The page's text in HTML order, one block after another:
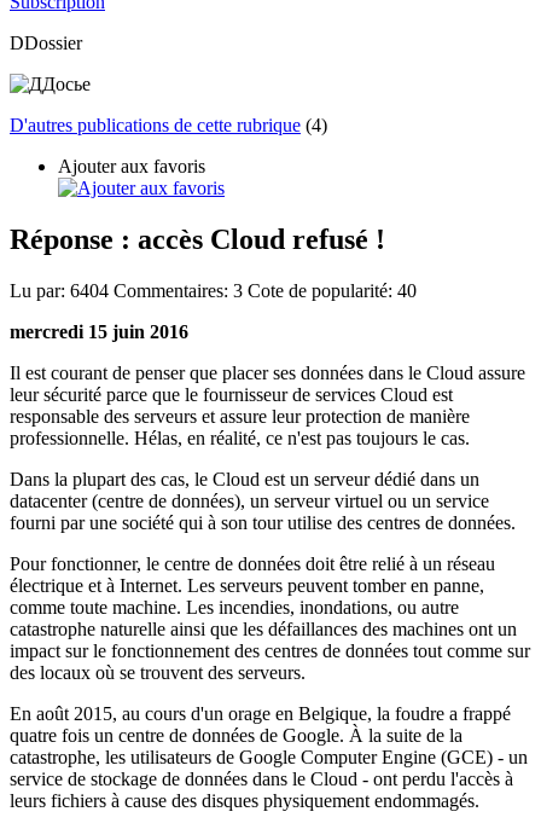
DDossier
D'autres publications de cette rubrique (4)
Ajouter aux favoris
Réponse : accès Cloud refusé !
Lu par: 6404 Commentaires: 3 Cote de popularité: 40
mercredi 15 juin 2016
Il est courant de penser que placer ses données dans le Cloud assure
leur sécurité parce que le fournisseur de services Cloud est
responsable des serveurs et assure leur protection de manière
professionnelle. Hélas, en réalité, ce n'est pas toujours le cas.
Dans la plupart des cas, le Cloud est un serveur dédié dans un
datacenter (centre de données), un serveur virtuel ou un service
fourni par une société qui à son tour utilise des centres de données.
Pour fonctionner, le centre de données doit être relié à un réseau
électrique et à Internet. Les serveurs peuvent tomber en panne,
comme toute machine. Les incendies, inondations, ou autre
catastrophe naturelle ainsi que les défaillances des machines ont un
impact sur le fonctionnement des centres de données tout comme sur
des locaux où se trouvent des serveurs.
En août 2015, au cours d'un orage en Belgique, la foudre a frappé
quatre fois un centre de données de Google. À la suite de la
catastrophe, les utilisateurs de Google Computer Engine (GCE) - un
service de stockage de données dans le Cloud - ont perdu l'accès à
leurs fichiers à cause des disques physiquement endommagés.